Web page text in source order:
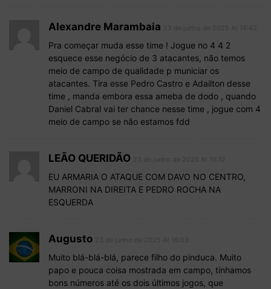
Alexandre Marambaia
Pra começar muda esse time ! Jogue no 4 4 2
esquece esse negócio de 3 atacantes, não temos
meio de campo de qualidade p municiar os
atacantes. Tira esse Pedro Castro e Adailton desse
time , manda embora essa ameba de dodo , quando
Daniel Cabral vai ter chance nesse time , jogue com 4
meio de campo se não estamos fdd
LEÃO QUERIDÃO
EU ARMARIA O ATAQUE COM DAVO NO CENTRO,
MARRONI NA DIREITA E PEDRO ROCHA NA
ESQUERDA
Augusto
Muito blá-blá-blá, parece filho do pinduca. Muito
papo e pouca coisa mostrada em campo, tínhamos
bons números até os dois últimos jogos, que